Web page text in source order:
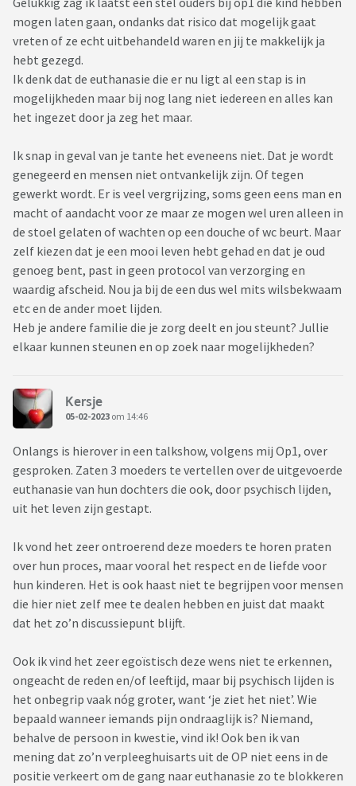
mogen laten gaan, ondanks dat risico dat mogelijk gaat
vreten of ze echt uitbehandeld waren en jij te makkelijk ja
hebt gezegd.
Ik denk dat de euthanasie die er nu ligt al een stap is in
mogelijkheden maar bij nog lang niet iedereen en alles kan
het ingezet door ja zeg het maar.
Ik snap in geval van je tante het eveneens niet. Dat je wordt
genegeerd en mensen niet ontvankelijk zijn. Of tegen
gewerkt wordt. Er is veel vergrijzing, soms geen eens man en
macht of aandacht voor ze maar ze mogen wel uren alleen in
de stoel gelaten of wachten op een douche of wc beurt. Maar
zelf kiezen dat je een mooi leven hebt gehad en dat je oud
genoeg bent, past in geen protocol van verzorging en
waardig afscheid. Nou ja bij de een dus wel mits wilsbekwaam
etc en de ander moet lijden.
Heb je andere familie die je zorg deelt en jou steunt? Jullie
elkaar kunnen steunen en op zoek naar mogelijkheden?
Kersje
05-02-2023 om 14:46
Onlangs is hierover in een talkshow, volgens mij Op1, over
gesproken. Zaten 3 moeders te vertellen over de uitgevoerde
euthanasie van hun dochters die ook, door psychisch lijden,
uit het leven zijn gestapt.
Ik vond het zeer ontroerend deze moeders te horen praten
over hun proces, maar vooral het respect en de liefde voor
hun kinderen. Het is ook haast niet te begrijpen voor mensen
die hier niet zelf mee te dealen hebben en juist dat maakt
dat het zo’n discussiepunt blijft.
Ook ik vind het zeer egoïstisch deze wens niet te erkennen,
ongeacht de reden en/of leeftijd, maar bij psychisch lijden is
het onbegrip vaak nóg groter, want ‘je ziet het niet’. Wie
bepaald wanneer iemands pijn ondraaglijk is? Niemand,
behalve de persoon in kwestie, vind ik! Ook ben ik van
mening dat zo’n verpleeghuisarts uit de OP niet eens in de
positie verkeert om de gang naar euthanasie zo te blokkeren